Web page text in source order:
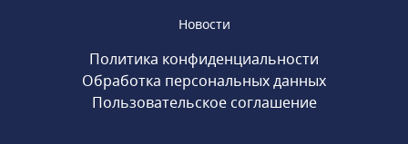
Новости
Политика конфиденциальности
Обработка персональных данных
Пользовательское соглашение